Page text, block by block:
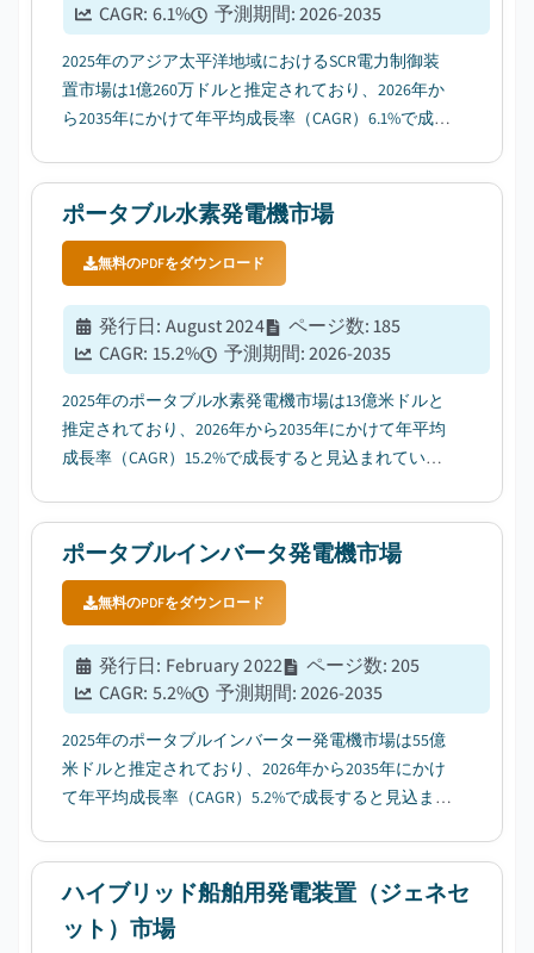
CAGR: 6.1% 予測期間:2026-2035
2025年のアジア太平洋地域におけるSCR電力制御装
置市場は1億260万ドルと推定されており、2026年か
ら2035年にかけて年平均成長率（CAGR）6.1%で成長
ポータブル水素発電機市場
無料のPDFをダウンロード
発行日: August 2024 ページ数:185
CAGR: 15.2% 予測期間:2026-2035
2025年のポータブル水素発電機市場は13億米ドルと
推定されており、2026年から2035年にかけて年平均
成長率（CAGR）15.2%で成長すると見込まれてい
ポータブルインバータ発電機市場
無料のPDFをダウンロード
発行日: February 2022 ページ数:205
CAGR: 5.2% 予測期間:2026-2035
2025年のポータブルインバーター発電機市場は55億
米ドルと推定されており、2026年から2035年にかけ
て年平均成長率（CAGR）5.2%で成長すると見込まれ
ハイブリッド船舶用発電装置（ジェネセ
ット）市場